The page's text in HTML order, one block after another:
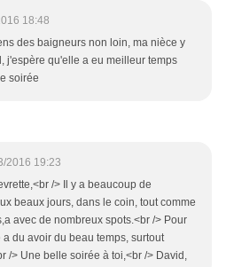
18:48
des baigneurs non loin, ma nièce y
j'espère qu'elle a eu meilleur temps
soirée
2016 19:23
/> Il y a beaucoup de
beaux jours, dans le coin, tout comme
avec de nombreux spots.<br /> Pour
du avoir du beau temps, surtout
/> Une belle soirée à toi,<br /> David,